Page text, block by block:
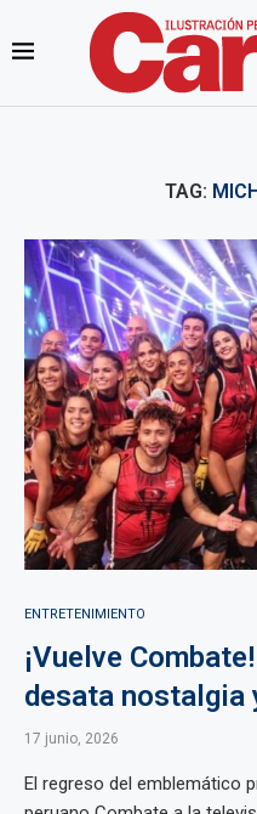
TAG:
ENTRETENIMIENTO
¡Vuelve
desata nostalgia
17 junio, 2026
El regreso del emblemático